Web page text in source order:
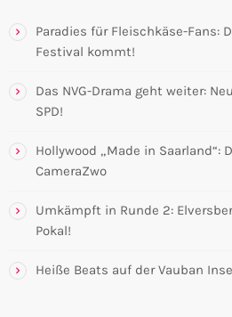
Paradies für Fleischkäse-Fans:
Festival kommt!
Das NVG-Drama geht weiter:
SPD!
Hollywood „Made in Saarland“:
CameraZwo
Umkämpft in Runde 2:
Pokal!
Heiße Beats auf der Vauban